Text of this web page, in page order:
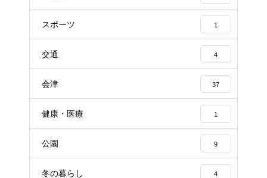
スポーツ 1
交通 4
会津 37
健康・医療 1
公園 9
冬の暮らし 4